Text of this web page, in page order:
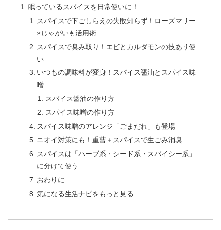
眠っているスパイスを日常使いに！
スパイスで下ごしらえの失敗知らず！ローズマリー
×じゃがいも活用術
スパイスで臭み取り！エビとカルダモンの技あり使
い
いつもの調味料が変身！スパイス醤油とスパイス味
噌
スパイス醤油の作り方
スパイス味噌の作り方
スパイス味噌のアレンジ「ごまだれ」も登場
ニオイ対策にも！重曹＋スパイスで生ごみ消臭
スパイスは「ハーブ系・シード系・スパイシー系」
に分けて使う
おわりに
気になる生活ナビをもっと見る